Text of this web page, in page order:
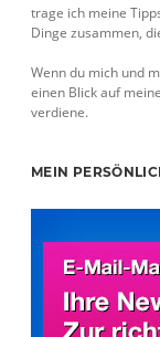
trage ich meine
Dinge zusammen,
Wenn du mich und
einen Blick auf meine
verdiene.
MEIN